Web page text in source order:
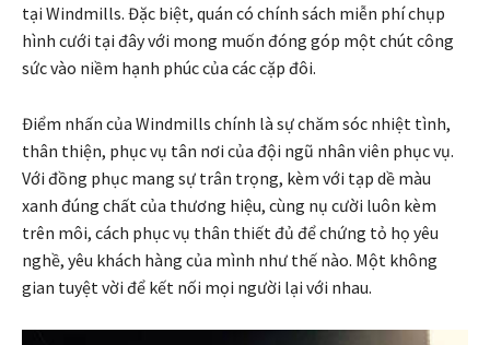
tại Windmills. Đặc biệt, quán có chính sách miễn phí chụp
hình cưới tại đây với mong muốn đóng góp một chút công
sức vào niềm hạnh phúc của các cặp đôi.
Điểm nhấn của Windmills chính là sự chăm sóc nhiệt tình,
thân thiện, phục vụ tân nơi của đội ngũ nhân viên phục vụ.
Với đồng phục mang sự trân trọng, kèm với tạp dề màu
xanh đúng chất của thương hiệu, cùng nụ cười luôn kèm
trên môi, cách phục vụ thân thiết đủ để chứng tỏ họ yêu
nghề, yêu khách hàng của mình như thế nào. Một không
gian tuyệt vời để kết nối mọi người lại với nhau.